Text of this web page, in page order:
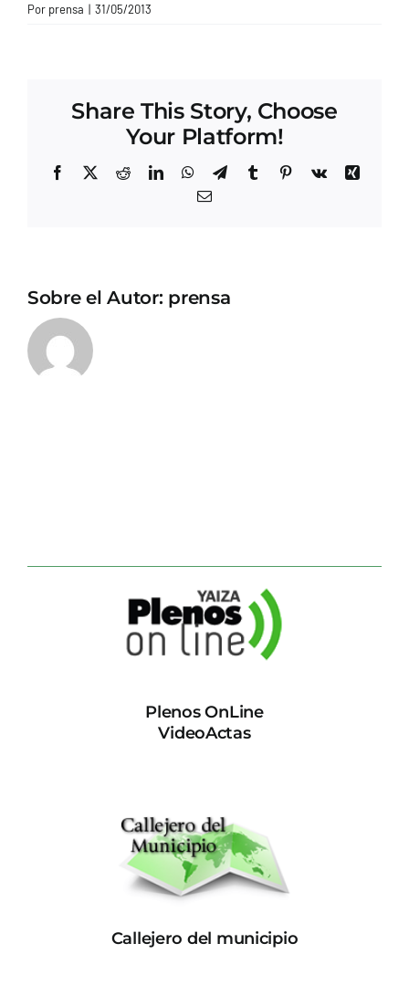
Por prensa | 31/05/2013
Share This Story, Choose
Your Platform!
Facebook
X RedditLinkedInWhatsApp
TelegramTumblrPinterest
Vk
Xing
Correo
Sobre el Autor: prensa
Plenos OnLine
VideoActas
Callejero del municipio